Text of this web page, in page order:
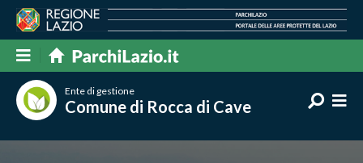
Ente di gestione
Comune di Rocca di Cave